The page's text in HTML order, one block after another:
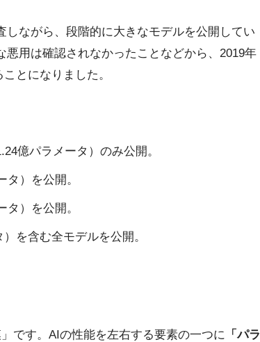
ながら、段階的に大きなモデルを公開してい
用は確認されなかったことなどから、2019年
とになりました。
億パラメータ）のみ公開。
）を公開。
）を公開。
を含む全モデルを公開。
です。AIの性能を左右する要素の一つに
「パラ